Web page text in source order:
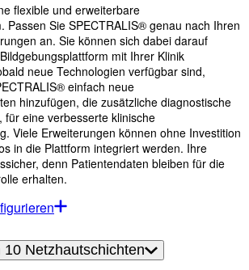
flexible und erweiterbare
Passen Sie SPECTRALIS® genau nach Ihren
an. Sie können sich dabei darauf
mit Ihrer Klinik
neue Technologien verfügbar sind,
einfach neue
hinzufügen, die zusätzliche diagnostische
für eine verbesserte klinische
Viele Erweiterungen können ohne Investition
in die Plattform integriert werden. Ihre
denn Patientendaten bleiben für die
erhalten.
Netzhautschichten